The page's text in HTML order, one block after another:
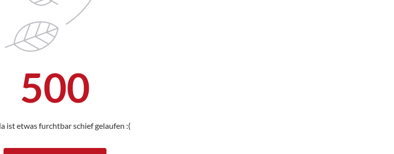
500
ist etwas furchtbar schief gelaufen :(